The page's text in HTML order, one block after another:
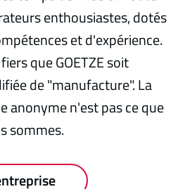
enthousiastes, dotés
et d'expérience.
que GOETZE soit
de "manufacture". La
anonyme n'est pas ce que
sommes.